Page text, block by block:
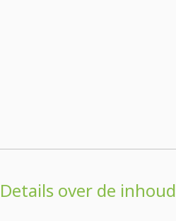
Details over de inhoud